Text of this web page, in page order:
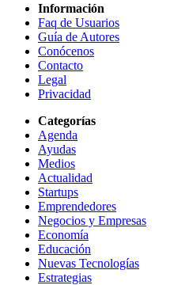
Información
Faq de Usuarios
Guía de Autores
Conócenos
Contacto
Legal
Privacidad
Categorías
Agenda
Ayudas
Medios
Actualidad
Startups
Emprendedores
Negocios y Empresas
Economía
Educación
Nuevas Tecnologías
Estrategias